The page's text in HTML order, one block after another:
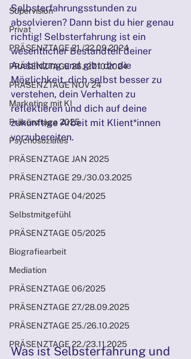
Supervision
Privat
PRÄSENZTAGE 21./22.09.2024
PRÄSENZTAGE 26./27.10.2024
PRÄSENZTAGE NOV 24
Marketing mit KI
Präsenztage 2025
Psychosoziales
PRÄSENZTAGE JAN 2025
PRÄSENZTAGE 29./30.03.2025
PRÄSENZTAGE 04/2025
Selbstmitgefühl
PRÄSENZTAGE 05/2025
Biografiearbeit
Mediation
PRÄSENZTAGE 06/2025
PRÄSENZTAGE 27./28.09.2025
PRÄSENZTAGE 25./26.10.2025
PRÄSENZTAGE 22./23.11.2025
Selbsterfahrungsstunden zu
absolvieren? Dann bist du hier genau
richtig! Selbsterfahrung ist ein
wesentlicher Bestandteil deiner
Ausbildung und gibt dir die
Möglichkeit, dich selbst besser zu
verstehen, dein Verhalten zu
reflektieren und dich auf deine
zukünftige Arbeit mit Klient*innen
vorzubereiten.
Was ist Selbsterfahrung und